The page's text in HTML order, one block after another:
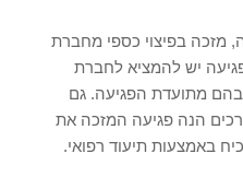
מזכה בפיצוי כספי מחברת
יש להמציא לחברת
מתועדת הפגיעה. גם
הנה פגיעה המזכה את
באמצעות תיעוד רפואי.